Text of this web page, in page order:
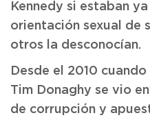
Kennedy si estaban
orientación sexual de
otros la desconocían.
Desde el 2010
Tim Donaghy se vio
de corrupción y